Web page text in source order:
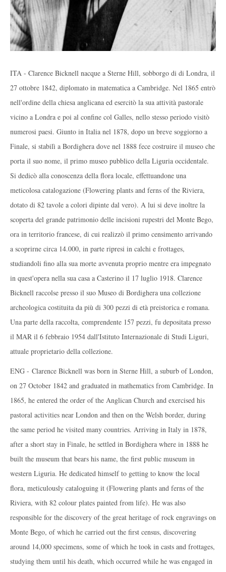
ITA - Clarence Bicknell nacque a Sterne Hill, sobborgo di di Londra, il
27 ottobre 1842, diplomato in matematica a Cambridge. Nel 1865 entrò
nell'ordine della chiesa anglicana ed esercitò la sua attività pastorale
vicino a Londra e poi al confine col Galles, nello stesso periodo visitò
numerosi paesi. Giunto in Italia nel 1878, dopo un breve soggiorno a
Finale, si stabilì a Bordighera dove nel 1888 fece costruire il museo che
porta il suo nome, il primo museo pubblico della Liguria occidentale.
Si dedicò alla conoscenza della flora locale, effettuandone una
meticolosa catalogazione (Flowering plants and ferns of the Riviera,
dotato di 82 tavole a colori dipinte dal vero). A lui si deve inoltre la
scoperta del grande patrimonio delle incisioni rupestri del Monte Bego,
ora in territorio francese, di cui realizzò il primo censimento arrivando
a scoprirne circa 14.000, in parte ripresi in calchi e frottages,
studiandoli fino alla sua morte avvenuta proprio mentre era impegnato
in quest'opera nella sua casa a Casterino il 17 luglio 1918. Clarence
Bicknell raccolse presso il suo Museo di Bordighera una collezione
archeologica costituita da più di 300 pezzi di età preistorica e romana.
Una parte della raccolta, comprendente 157 pezzi, fu depositata presso
il MAR il 6 febbraio 1954 dall'Istituto Internazionale di Studi Liguri,
attuale proprietario della collezione.
ENG - Clarence Bicknell was born in Sterne Hill, a suburb of London,
on 27 October 1842 and graduated in mathematics from Cambridge. In
1865, he entered the order of the Anglican Church and exercised his
pastoral activities near London and then on the Welsh border, during
the same period he visited many countries. Arriving in Italy in 1878,
after a short stay in Finale, he settled in Bordighera where in 1888 he
built the museum that bears his name, the first public museum in
western Liguria. He dedicated himself to getting to know the local
flora, meticulously cataloguing it (Flowering plants and ferns of the
Riviera, with 82 colour plates painted from life). He was also
responsible for the discovery of the great heritage of rock engravings on
Monte Bego, of which he carried out the first census, discovering
around 14,000 specimens, some of which he took in casts and frottages,
studying them until his death, which occurred while he was engaged in